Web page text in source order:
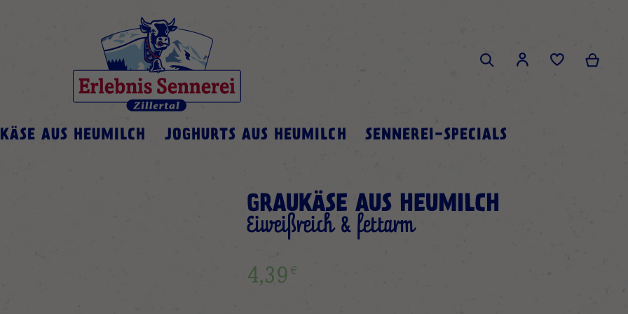
KÄSE AUS HEUMILCH JOGHURTS AUS HEUMILCH SENNEREI-SPECIALS
Search
Search
Mein Konto
GRAUKÄSE AUS HEUMILCH
Eiweißreich & fettarm
4,39€